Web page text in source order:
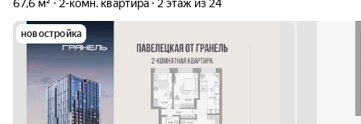
67,6 м²
2-комн. квартира 2 этаж из 24
новостройка